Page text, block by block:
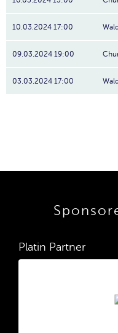
10.03.2024 17:00
09.03.2024 19:00
03.03.2024 17:00
Platin Partner